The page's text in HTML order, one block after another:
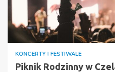
KONCERTY I FESTIWALE
Piknik Rodzinny w